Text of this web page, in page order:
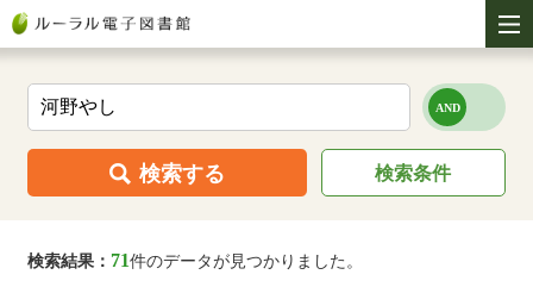
検索する 検索条件
検索結果： 71件のデータが見つかりました。